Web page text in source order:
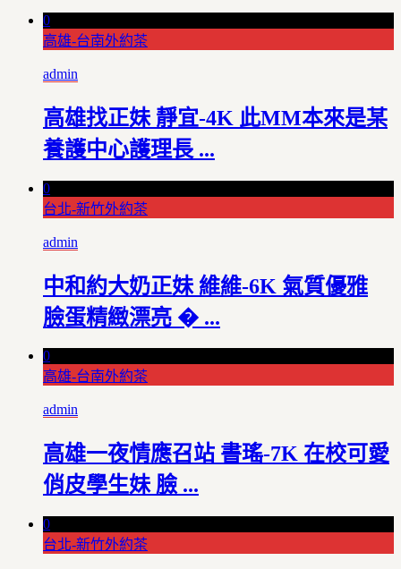
0
高雄-台南外約茶
admin
高雄找正妹 靜宜-4K 此MM本來是某
養護中心護理長 ...
0
台北-新竹外約茶
admin
中和約大奶正妹 維維-6K 氣質優雅
臉蛋精緻漂亮 � ...
0
高雄-台南外約茶
admin
高雄一夜情應召站 書瑤-7K 在校可愛
俏皮學生妹 臉 ...
0
台北-新竹外約茶